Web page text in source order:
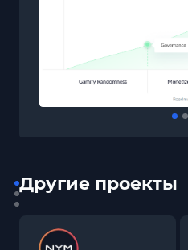
Другие проекты